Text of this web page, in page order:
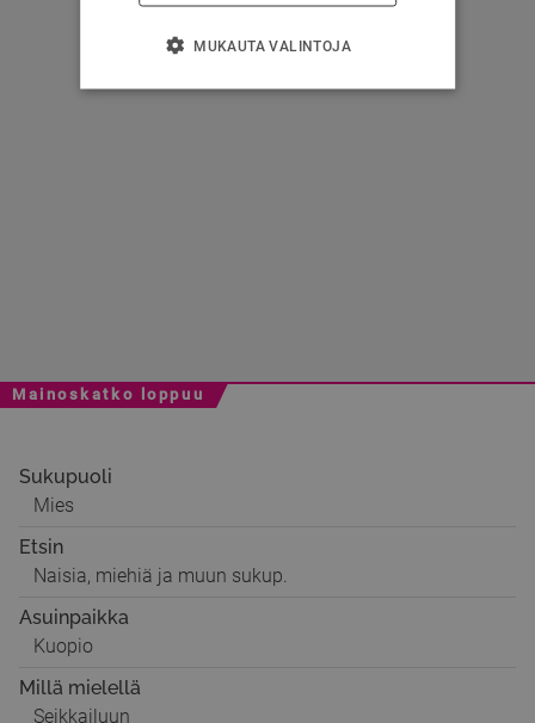
Mainoskatko loppuu
Sukupuoli
Mies
Etsin
Naisia, miehiä ja muun sukup.
Asuinpaikka
Kuopio
Millä mielellä
Seikkailuun
MUKAUTA VALINTOJA